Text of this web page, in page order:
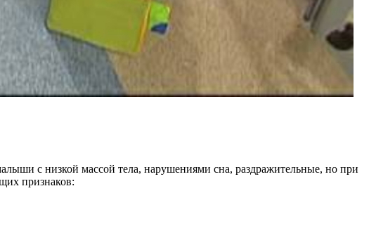
с низкой массой тела, нарушениями сна, раздражительные, но при
признаков: